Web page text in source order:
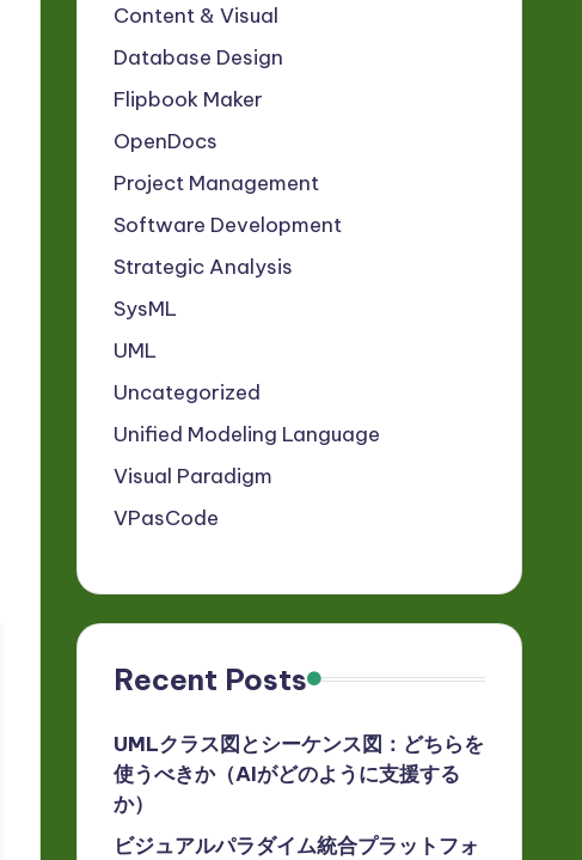
Content & Visual
Database Design
Flipbook Maker
OpenDocs
Project Management
Software Development
Strategic Analysis
SysML
UML
Uncategorized
Unified Modeling Language
Visual Paradigm
VPasCode
Recent Posts
UMLクラス図とシーケンス図：どちらを
使うべきか（AIがどのように支援する
か）
ビジュアルパラダイム統合プラットフォ